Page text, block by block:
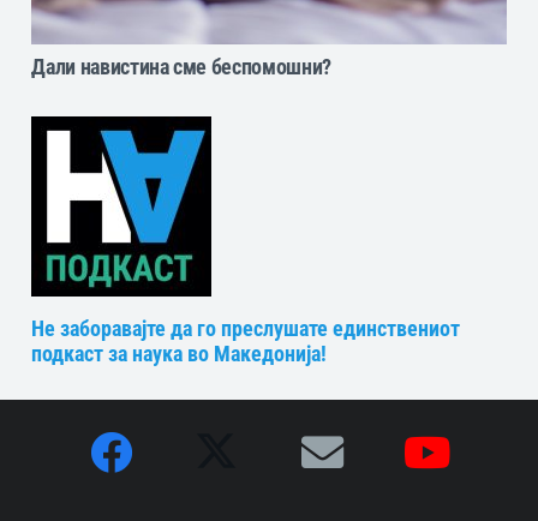
Дали навистина сме беспомошни?
Не заборавајте да го преслушате единствениот
подкаст за наука во Македонија!